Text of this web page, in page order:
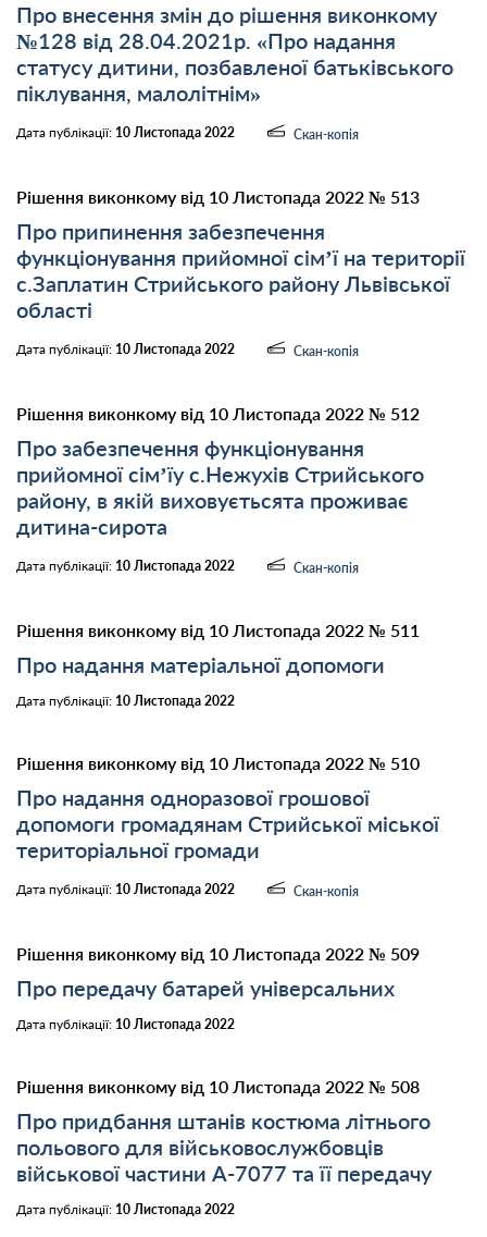
Про внесення змін до рішення виконкому
№128 від 28.04.2021р. «Про надання
статусу дитини, позбавленої батьківського
піклування, малолітнім»
Дата публікації: 10 Листопада 2022 Скан-копія
Рішення виконкому від 10 Листопада 2022 № 513
Про припинення забезпечення
функціонування прийомної сім’ї на території
с.Заплатин Стрийського району Львівської
області
Дата публікації: 10 Листопада 2022 Скан-копія
Рішення виконкому від 10 Листопада 2022 № 512
Про забезпечення функціонування
прийомної сім’їу с.Нежухів Стрийського
району, в якій виховуєтьсята проживає
дитина-сирота
Дата публікації: 10 Листопада 2022 Скан-копія
Рішення виконкому від 10 Листопада 2022 № 511
Про надання матеріальної допомоги
Дата публікації: 10 Листопада 2022
Рішення виконкому від 10 Листопада 2022 № 510
Про надання одноразової грошової
допомоги громадянам Стрийської міської
територіальної громади
Дата публікації: 10 Листопада 2022 Скан-копія
Рішення виконкому від 10 Листопада 2022 № 509
Про передачу батарей універсальних
Дата публікації: 10 Листопада 2022
Рішення виконкому від 10 Листопада 2022 № 508
Про придбання штанів костюма літнього
польового для військовослужбовців
військової частини А-7077 та її передачу
Дата публікації: 10 Листопада 2022